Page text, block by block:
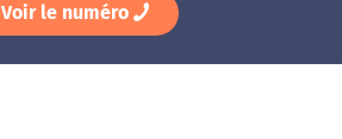
Voir le numéro